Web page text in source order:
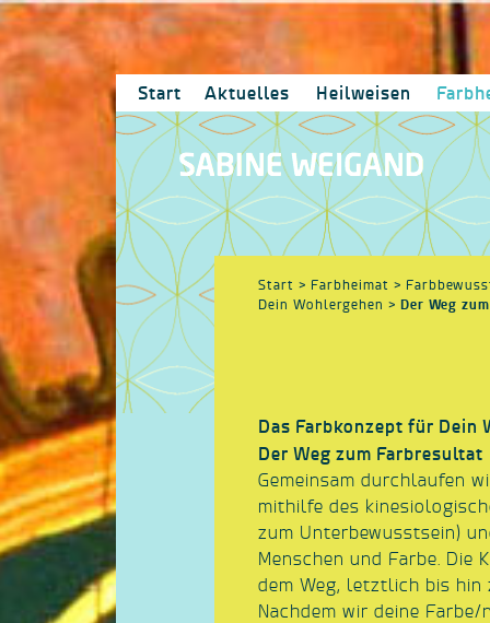
Start Aktuelles
Das Farbkonzept für Dein
Der Weg zum Farbresultat
Gemeinsam durchlaufen
mithilfe des
zum Unterbewusstsein)
Menschen und Farbe.
dem Weg, letztlich bis
Nachdem wir deine Farbe/
Start > Farbheimat >
Dein Wohlergehen > Der Weg
Heilweisen